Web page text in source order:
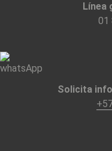
Línea
01
Solicita